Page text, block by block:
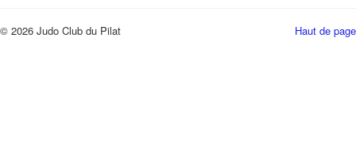
Haut de page
© 2026 Judo Club du Pilat